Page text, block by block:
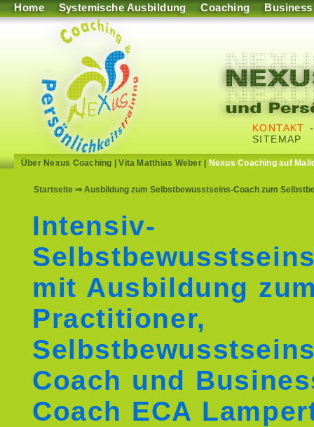
Home Systemische Ausbildung Coaching Business
KONTAKT
SITEMAP
Über Nexus Coaching |Vita Matthias Weber| Nexus Coaching auf
Startseite ⇒ Ausbildung zum Selbstbewusstseins-Coach zum
Intensiv-
mit Ausbildung
Practitioner,
Coach und
Coach ECA